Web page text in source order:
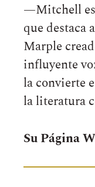
—Mitchell es
que destaca
Marple
influyente
la convierte
la literatura
Su Página